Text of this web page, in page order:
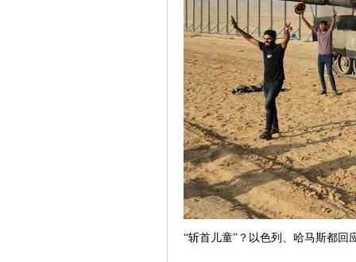
“斩首儿童”？以色列、哈马斯都回